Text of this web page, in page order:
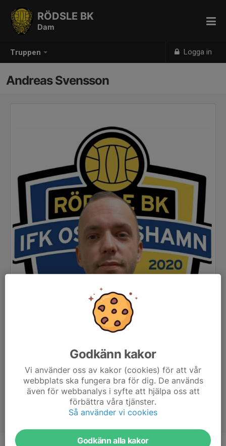
Truppen Logga in
RÖDSLE BK
Dam
Andreas Svensson
Godkänn kakor
Vi använder oss av kakor (cookies) för att vår
webbplats ska fungera bra för dig. De används
även för webbanalys i syfte att hjälpa oss att
förbättra våra tjänster.
Så använder vi cookies
Godkänn alla kakor